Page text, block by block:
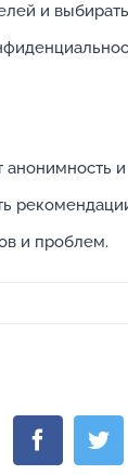
и
и проблем.
Facebook